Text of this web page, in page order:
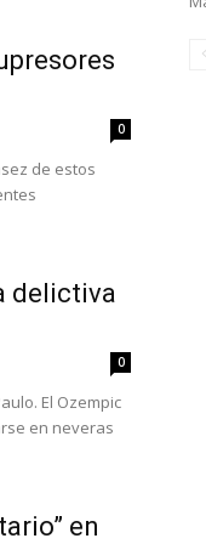
0
de estos
delictiva
0
El Ozempic
en neveras
en